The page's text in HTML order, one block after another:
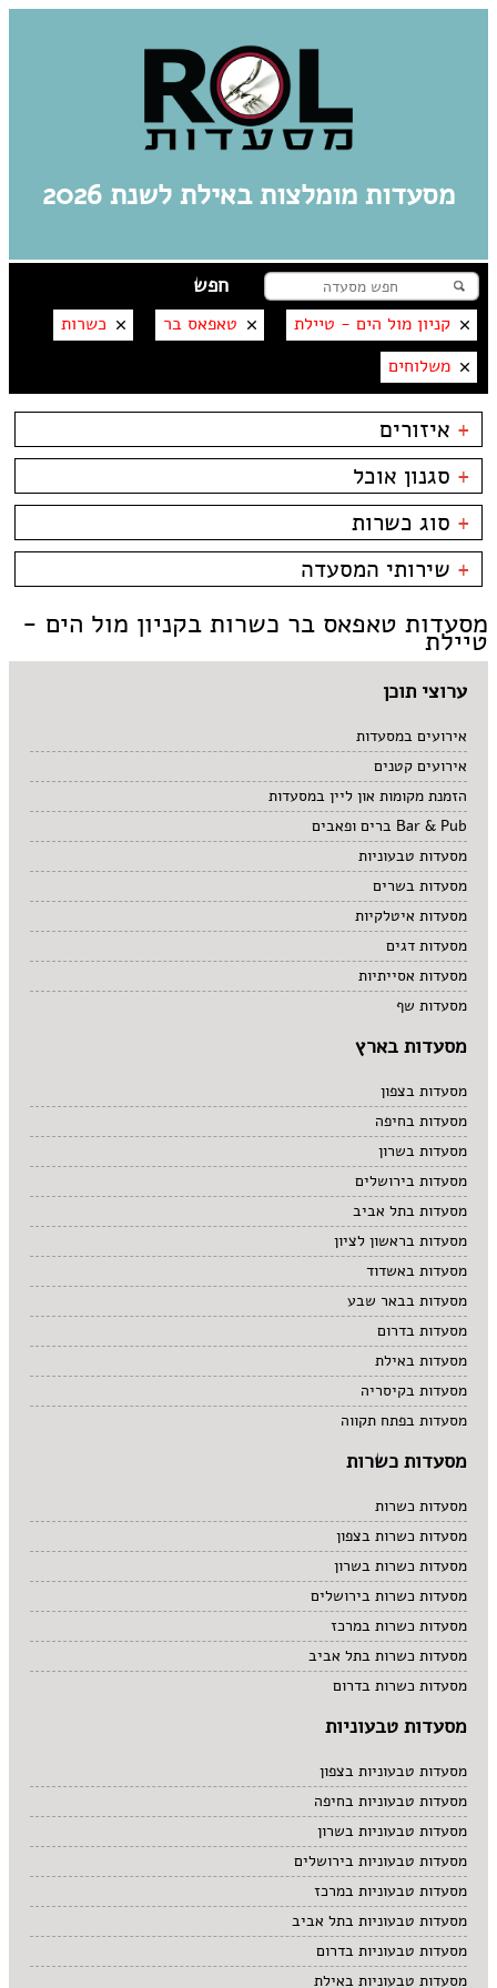
מסעדות מומלצות באילת לשנת 2026
קניון מול הים - טיילת טאפאס בר
כשרות
משלוחים
+ איזורים
אילת
מרינה
פארק אופירה
פארק הקרח
קניון מול הים - טיילת
+ סגנון אוכל
בשרים
דגים
צמחוני/טבעוני
פירות ים
סושי
אוכל ביתי
אסייתי
בית קפה
טאפאס בר
תאילנדי
+ סוג כשרות
כשרות
כשר למהדרין
+ שירותי המסעדה
משלוחים
מסעדות טאפאס בר כשרות בקניון מול הים -
טיילת
ערוצי תוכן
אירועים במסעדות
אירועים קטנים
הזמנת מקומות און ליין במסעדות
Bar & Pub ברים ופאבים
מסעדות טבעוניות
מסעדות בשרים
מסעדות איטלקיות
מסעדות דגים
מסעדות אסייתיות
מסעדות שף
מסעדות בארץ
מסעדות בצפון
מסעדות בחיפה
מסעדות בשרון
מסעדות בירושלים
מסעדות בתל אביב
מסעדות בראשון לציון
מסעדות באשדוד
מסעדות בבאר שבע
מסעדות בדרום
מסעדות באילת
מסעדות בקיסריה
מסעדות בפתח תקווה
מסעדות כשרות
מסעדות כשרות
מסעדות כשרות בצפון
מסעדות כשרות בשרון
מסעדות כשרות בירושלים
מסעדות כשרות במרכז
מסעדות כשרות בתל אביב
מסעדות כשרות בדרום
מסעדות טבעוניות
מסעדות טבעוניות בצפון
מסעדות טבעוניות בחיפה
מסעדות טבעוניות בשרון
מסעדות טבעוניות בירושלים
מסעדות טבעוניות במרכז
מסעדות טבעוניות בתל אביב
מסעדות טבעוניות בדרום
מסעדות טבעוניות באילת